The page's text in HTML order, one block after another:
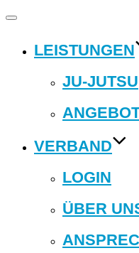
Navigation
LEISTUNGEN
JU-JUTSU
VERBAND
LOGIN
ÜBER